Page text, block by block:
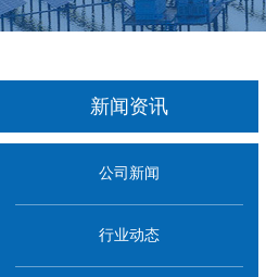
新闻资讯
公司新闻
行业动态